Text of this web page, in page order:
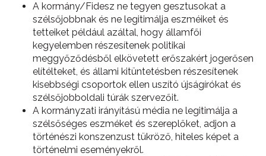
A kormány/Fidesz ne tegyen gesztusokat a
szélsőjobbnak és ne legitimálja eszméiket és
tetteiket például azáltal, hogy államfői
kegyelemben részesítenek politikai
meggyőződésből elkövetett erőszakért jogerősen
elítélteket, és állami kitüntetésben részesítenek
kisebbségi csoportok ellen uszító újságírókat és
szélsőjobboldali túrák szervezőit.
A kormányzati irányítású média ne legitimálja a
szélsőséges eszméket és szereplőket, adjon a
történészi konszenzust tükröző, hiteles képet a
történelmi eseményekről.